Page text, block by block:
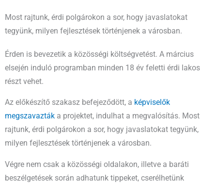
Most rajtunk, érdi polgárokon a sor, hogy javaslatokat
tegyünk, milyen fejlesztések történjenek a városban.
Érden is bevezetik a közösségi költségvetést. A március
elsején induló programban minden 18 év feletti érdi lakos
részt vehet.
Az előkészítő szakasz befejeződött, a képviselők
megszavazták a projektet, indulhat a megvalósítás. Most
rajtunk, érdi polgárokon a sor, hogy javaslatokat tegyünk,
milyen fejlesztések történjenek a városban.
Végre nem csak a közösségi oldalakon, illetve a baráti
beszélgetések során adhatunk tippeket, cserélhetünk